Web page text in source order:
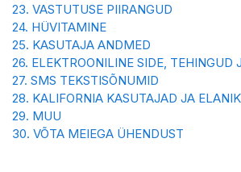
23. VASTUTUSE PIIRANGUD
24. HÜVITAMINE
25. KASUTAJA ANDMED
26. ELEKTROONILINE SIDE, TEHINGUD
27. SMS TEKSTISÕNUMID
28. KALIFORNIA KASUTAJAD JA
29. MUU
30. VÕTA MEIEGA ÜHENDUST